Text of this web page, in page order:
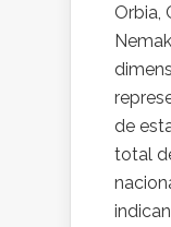
Orbia,
de
total